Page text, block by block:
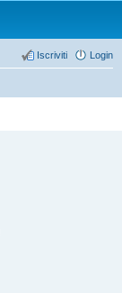
Login
Iscriviti